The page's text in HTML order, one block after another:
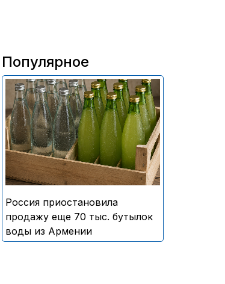
Популярное
В России приостановили
продажу более 70 тыс.
бутылок питьевой воды и
безалкогольных напитков
армянского производства
Россия приостановила
продажу еще 70 тыс. бутылок
воды из Армении